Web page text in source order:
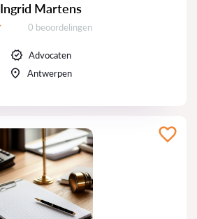
Ingrid Martens
Beoordelingen:
0 beoordelingen
Advocaten
Antwerpen